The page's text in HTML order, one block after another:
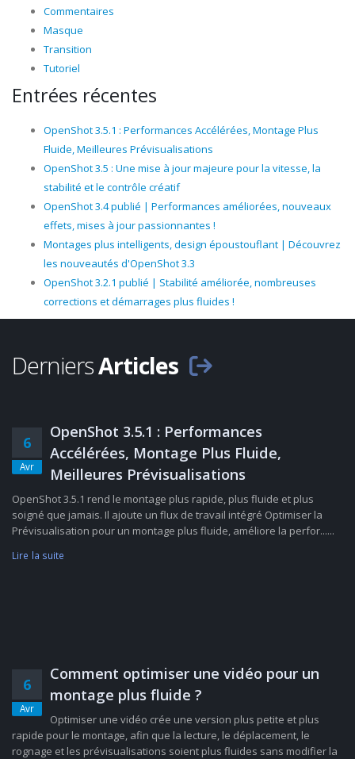
Commentaires
Masque
Transition
Tutoriel
Entrées récentes
OpenShot 3.5.1 : Performances Accélérées, Montage Plus
Fluide, Meilleures Prévisualisations
OpenShot 3.5 : Une mise à jour majeure pour la vitesse, la
stabilité et le contrôle créatif
OpenShot 3.4 publié | Performances améliorées, nouveaux
effets, mises à jour passionnantes !
Montages plus intelligents, design époustouflant | Découvrez
les nouveautés d'OpenShot 3.3
OpenShot 3.2.1 publié | Stabilité améliorée, nombreuses
corrections et démarrages plus fluides !
DerniersArticles
6
Avr
OpenShot 3.5.1 : Performances
Accélérées, Montage Plus Fluide,
Meilleures Prévisualisations
OpenShot 3.5.1 rend le montage plus rapide, plus fluide et plus
soigné que jamais. Il ajoute un flux de travail intégré Optimiser la
Prévisualisation pour un montage plus fluide, améliore la perfor......
Lire la suite
6
Avr
Comment optimiser une vidéo pour un
montage plus fluide ?
Optimiser une vidéo crée une version plus petite et plus
rapide pour le montage, afin que la lecture, le déplacement, le
rognage et les prévisualisations soient plus fluides sans modifier la